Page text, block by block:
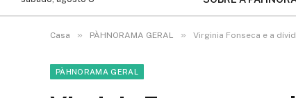
Casa » PÀHNORAMA GERAL » Virginia Fonseca e a
PÀHNORAMA GERAL